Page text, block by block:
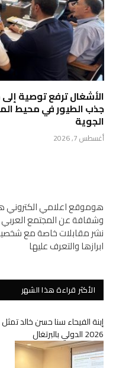
الأشغال ترفع توصية
جذب الطيور في محيط
الجوية
أغسطس 7, 2026
هوموقع اعلامي
وشفافة عن المجتمع
نشر مقابلات خاصة مع
ابرازها والتعرف عليها
الأكثر قراءة هذا الشهر
2026 الدولي بالبرتغال